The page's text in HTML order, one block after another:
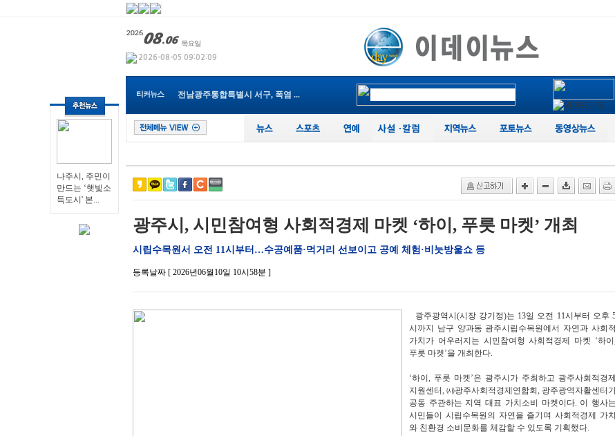
나주시, 주민이
만드는 ‘햇빛소
득도시' 본...
티커뉴스
나주시, 주민이 만드는 ‘햇빛소...
영광군노인복지관, 폭염 대비‘...
순천시, ‘기술·인재·기업이 ...
장성아카데미 ‘푸드테크와 외식...
광주서부교육지원청, 학생맞춤통...
장세일 영광군수, 애플망고 수확...
나주시, 주민이 만드는 ‘햇빛소...
광주시, 시민참여형 사회적경제 마켓 ‘하이, 푸릇 마켓’ 개최
시립수목원서 오전 11시부터…수공예품·먹거리 선보이고 공예 체험·비눗방울쇼 등
등록날짜 [ 2026년06월10일 10시58분 ]
광주광역시(시장 강기정)는 13일 오전 11시부터 오후
시까지 남구 양과동 광주시립수목원에서 자연과 사회적
가치가 어우러지는 시민참여형 사회적경제 마켓 ‘하이,
푸릇 마켓’을 개최한다.
‘하이, 푸릇 마켓’은 광주시가 주최하고 광주사회적경제
지원센터, ㈔광주사회적경제연합회, 광주광역자활센터
공동 주관하는 지역 대표 가치소비 마켓이다. 이 행사는
시민들이 시립수목원의 자연을 즐기며 사회적경제 가치
와 친환경 소비문화를 체감할 수 있도록 기획했다.